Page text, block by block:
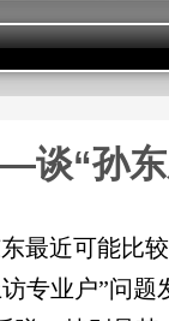
谈“孙东
最近可能比
专业户”问题